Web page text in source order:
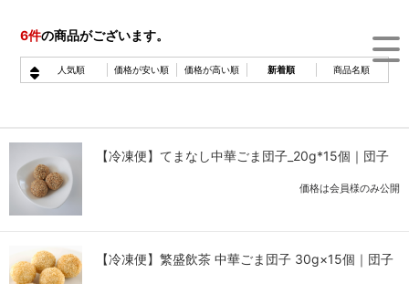
6件の商品がございます。
人気順 価格が安い順 価格が高い順 新着順 商品名順
【冷凍便】てまなし中華ごま団子_20g*15個｜団子
価格は会員様のみ公開
【冷凍便】繁盛飲茶 中華ごま団子 30g×15個｜団子